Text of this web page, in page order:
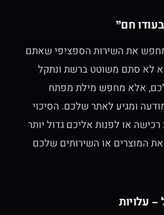
חם"
את השירות הספציפי שאתם
לא סתם משוטט ברשת ונתקל
אלא מחפש מילת מפתח
ומגיע לאתר שלכם. הסיכוי
או לפנות אליכם גדול יותר
המוצרים או השירותים שלכם
עלויות